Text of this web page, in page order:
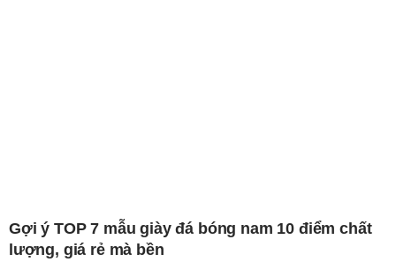
Gợi ý TOP 7 mẫu giày đá bóng nam 10 điểm chất
lượng, giá rẻ mà bền